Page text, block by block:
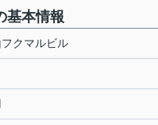
基本情報
クマルビル